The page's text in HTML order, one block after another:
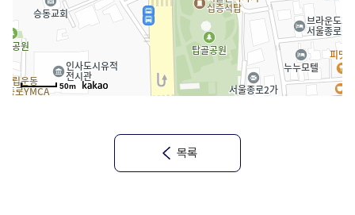
50m
목록